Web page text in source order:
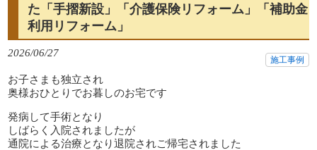
た「手摺新設」「介護保険リフォーム」「補助金
利用リフォーム」
2026/06/27
施工事例
お子さまも独立され
奥様おひとりでお暮しのお宅です
発病して手術となり
しばらく入院されましたが
通院による治療となり退院されご帰宅されました